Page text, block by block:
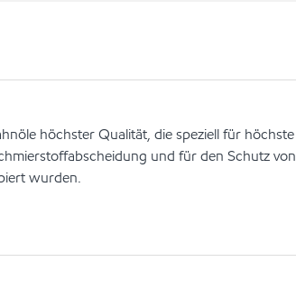
höchster Qualität, die speziell für höchste
und für den Schutz von
wurden.